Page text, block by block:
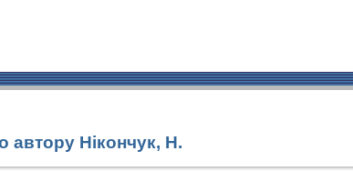
автору Нікончук, Н.